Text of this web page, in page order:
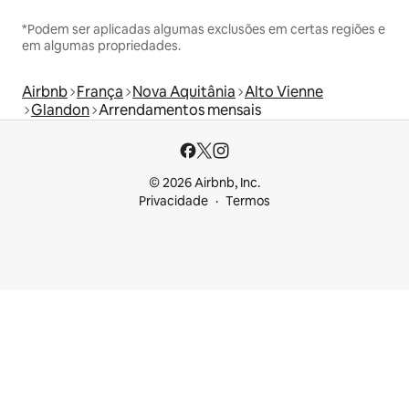
*Podem ser aplicadas algumas exclusões em certas regiões e
em algumas propriedades.
Airbnb França Nova Aquitânia Alto Vienne
Glandon Arrendamentos mensais
© 2026 Airbnb, Inc.
Privacidade
Termos